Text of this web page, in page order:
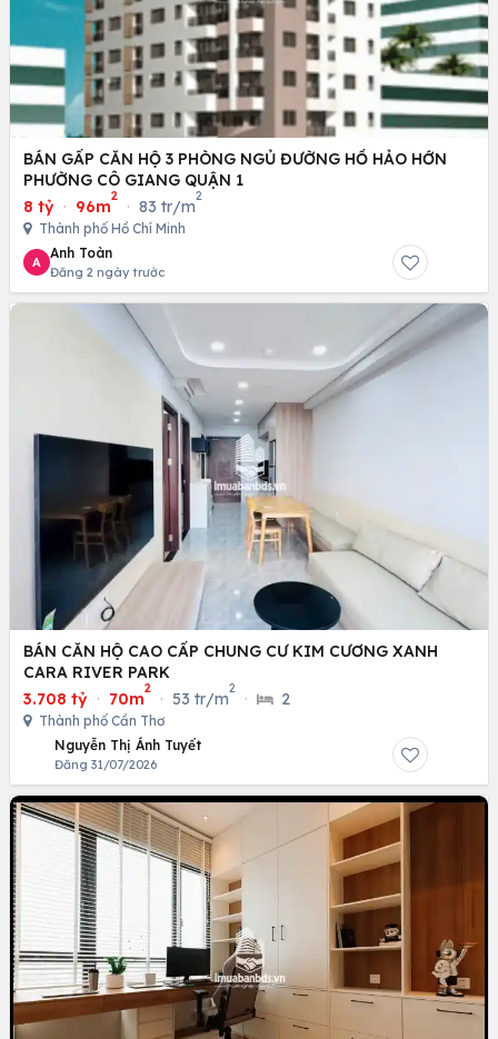
BÁN GẤP CĂN HỘ 3 PHÒNG NGỦ ĐƯỜNG HỒ HẢO HỚN
PHƯỜNG CÔ GIANG QUẬN 1
8 tỷ · 96m
2
· 83 tr/m
2
Thành phố Hồ Chí Minh
A
Anh Toàn
Đăng 2 ngày trước
BÁN CĂN HỘ CAO CẤP CHUNG CƯ KIM CƯƠNG XANH
CARA RIVER PARK
3.708 tỷ · 70m
2
· 53 tr/m
2
· 2
Thành phố Cần Thơ
Nguyễn Thị Ánh Tuyết
Đăng 31/07/2026